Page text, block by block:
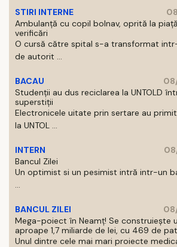
STIRI INTERNE
Ambulanță cu copil bolnav, oprită la
verificări
O cursă către spital s-a transformat
de autorit ...
BACAU
Studenții au dus reciclarea la UNTOLD
superstiții
Electronicele uitate prin sertare au
la UNTOL ...
INTERN
Bancul Zilei
Un optimist si un pesimist intră intr-un
...
BANCUL ZILEI
Mega-poiect în Neamț! Se construiește
aproape 1,7 miliarde de lei, cu 469 de
Unul dintre cele mai mari proiecte